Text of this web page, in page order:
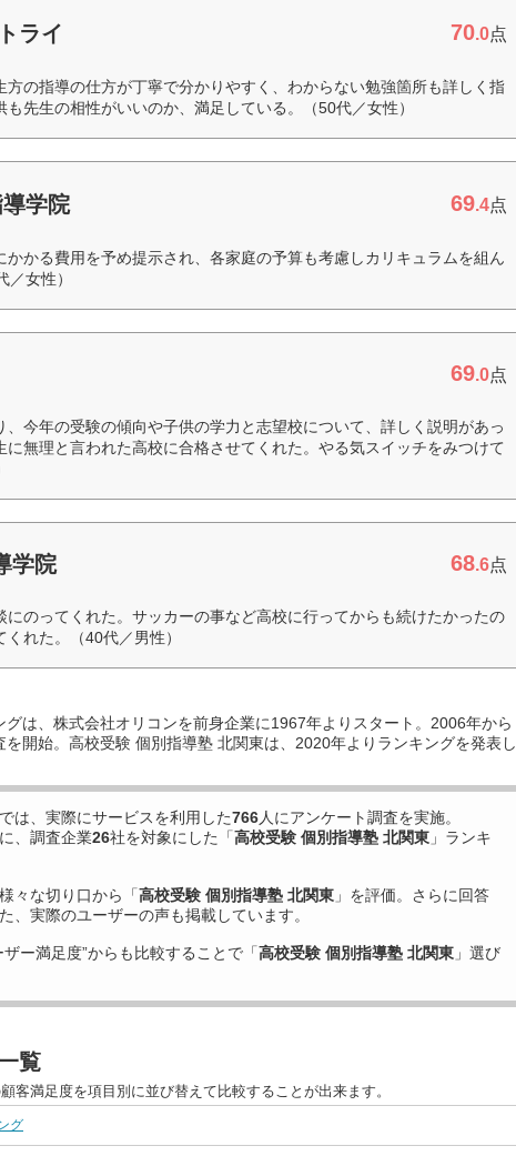
ライ 70.0点
方の指導の仕方が丁寧で分かりやすく、わからない勉強箇所も詳しく指
先生の相性がいいのか、満足している。（50代／女性）
学院 69.4点
かかる費用を予め提示され、各家庭の予算も考慮しカリキュラムを組ん
女性）
69.0点
、今年の受験の傾向や子供の学力と志望校について、詳しく説明があっ
に無理と言われた高校に合格させてくれた。やる気スイッチをみつけて
学院 68.6点
にのってくれた。サッカーの事など高校に行ってからも続けたかったの
れた。（40代／男性）
グは、株式会社オリコンを前身企業に1967年よりスタート。2006年から
を開始。高校受験 個別指導塾 北関東は、2020年よりランキングを発表し
は、実際にサービスを利用した766人にアンケート調査を実施。
、調査企業26社を対象にした「高校受験 個別指導塾 北関東 」ランキ
々な切り口から「高校受験 個別指導塾 北関東 」を評価。さらに回答
、実際のユーザーの声も掲載しています。
ー満足度”からも比較することで「高校受験 個別指導塾 北関東 」選び
覧
客満足度を項目別に並び替えて比較することが出来ます。
グ